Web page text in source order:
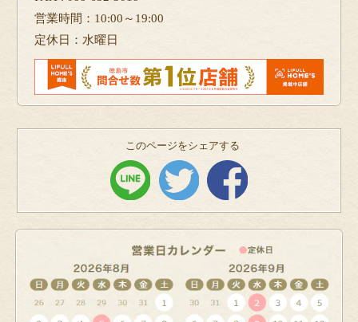
営業時間：10:00～19:00
定休日：水曜日
このページをシェアする